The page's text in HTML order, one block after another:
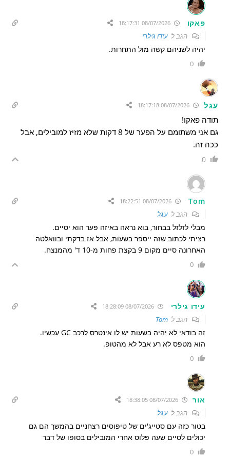
פאקו 08/07/2026 18:17:31
הגב לעידו גילרי
יהיה לשניהם קשה מול התחרות.
0
עגל
תודה פאקו!
גם אני משתומם על הפער של 8 דקות שלא מזיז למובילים, אבל
ככה זה.
0
Tom
הגב לעגל
מבלי לזלזל בבחור, בוא נראה באיזה פער הוא יסיים.
רציתי לכתוב שזה ייספר בשעות, אבל אז בדקתי ובוואלטה
האחרונה סיים מקום 9 בקצת פחות מ-10 ד' מהמנצח.
0
עידו גילרי 08/07/2026 18:28:09
הגב לTom
זה בודאי לא יהיה בשעות יש לו אינטרס לרכב GC עכשיו.
הוא מטפס לא רע אבל לא מהטופ.
0
אור
הגב לעגל
בטור כזה עם סטייג'ים של טיפוסים רצחניים בהמשך הם גם
יכולים לסיים שעה פלוס אחרי המובילים בסופו של דבר
0